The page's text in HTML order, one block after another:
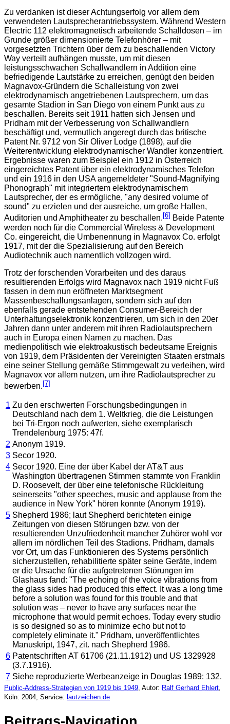
Zu verdanken ist dieser Achtungserfolg vor allem dem
verwendeten Lautsprecherantriebssystem. Während Western
Electric 112 elektromagnetisch arbeitende Schalldosen – im
Grunde größer dimensionierte Telefonhörer – mit
vorgesetzten Trichtern über dem zu beschallenden Victory
Way verteilt aufhängen musste, um mit diesen
leistungsschwachen Schallwandlern in Addition eine
befriedigende Lautstärke zu erreichen, genügt den beiden
Magnavox-Gründern die Schalleistung von zwei
elektrodynamisch angetriebenen Lautsprechern, um das
gesamte Stadion in San Diego von einem Punkt aus zu
beschallen. Bereits seit 1911 hatten sich Jensen und
Pridham mit der Verbesserung von Schallwandlern
beschäftigt und, vermutlich angeregt durch das britische
Patent Nr. 9712 von Sir Oliver Lodge (1898), auf die
Weiterentwicklung elektrodynamischer Wandler konzentriert.
Ergebnisse waren zum Beispiel ein 1912 in Österreich
eingereichtes Patent über ein elektrodynamisches Telefon
und ein 1916 in den USA angemeldeter "Sound-Magnifying
Phonograph" mit integriertem elektrodynamischem
Lautsprecher, der es ermögliche, "any desired volume of
sound" zu erzielen und der ausreiche, um große Hallen,
Auditorien und Amphitheater zu beschallen. [6] Beide Patente
werden noch für die Commercial Wireless & Development
Co. eingereicht, die Umbenennung in Magnavox Co. erfolgt
1917, mit der die Spezialisierung auf den Bereich
Audiotechnik auch namentlich vollzogen wird.
Trotz der forschenden Vorarbeiten und des daraus
resultierenden Erfolgs wird Magnavox nach 1919 nicht Fuß
fassen in dem nun eröffneten Marktsegment
Massenbeschallungsanlagen, sondern sich auf den
ebenfalls gerade entstehenden Consumer-Bereich der
Unterhaltungselektronik konzentrieren, um sich in den 20er
Jahren dann unter anderem mit ihren Radiolautsprechern
auch in Europa einen Namen zu machen. Das
medienpolitisch wie elektroakustisch bedeutsame Ereignis
von 1919, dem Präsidenten der Vereinigten Staaten erstmals
eine seiner Stellung gemäße Stimmgewalt zu verleihen, wird
Magnavox vor allem nutzen, um ihre Radiolautsprecher zu
bewerben. [7]
1 Zu den erschwerten Forschungsbedingungen in
Deutschland nach dem 1. Weltkrieg, die die Leistungen
bei Tri-Ergon noch aufwerten, siehe exemplarisch
Trendelenburg 1975: 47f.
2 Anonym 1919.
3 Secor 1920.
4 Secor 1920. Eine der über Kabel der AT&T aus
Washington übertragenen Stimmen stammte von Franklin
D. Roosevelt, der über eine telefonische Rückleitung
seinerseits "other speeches, music and applause from the
audience in New York" hören konnte (Anonym 1919).
5 Shepherd 1986; laut Shepherd berichteten einige
Zeitungen von diesen Störungen bzw. von der
resultierenden Unzufriedenheit mancher Zuhörer wohl vor
allem im nördlichen Teil des Stadions. Pridham, damals
vor Ort, um das Funktionieren des Systems persönlich
sicherzustellen, rehabilitierte später seine Geräte, indem
er die Ursache für die aufgetretenen Störungen im
Glashaus fand: "The echoing of the voice vibrations from
the glass sides had produced this effect. It was a long time
before a solution was found for this trouble and that
solution was – never to have any surfaces near the
microphone that would permit echoes. Today every studio
is so designed so as to minimize echo but not to
completely eliminate it." Pridham, unveröffentlichtes
Manuskript, 1947, zit. nach Shepherd 1986.
6 Patentschriften AT 61706 (21.11.1912) und US 1329928
(3.7.1916).
7 Siehe reproduzierte Werbeanzeige in Douglas 1989: 132.
Public-Address-Strategien von 1919 bis 1949, Autor: Ralf Gerhard Ehlert,
Köln: 2004, Service: lautzeichen.de